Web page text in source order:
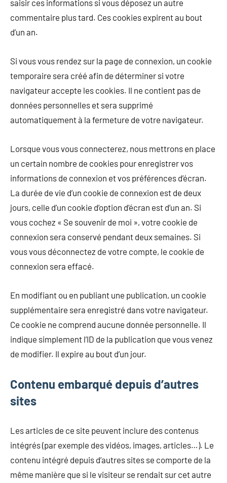
saisir ces informations si vous déposez un autre
commentaire plus tard. Ces cookies expirent au bout
d’un an.
Si vous vous rendez sur la page de connexion, un cookie
temporaire sera créé afin de déterminer si votre
navigateur accepte les cookies. Il ne contient pas de
données personnelles et sera supprimé
automatiquement à la fermeture de votre navigateur.
Lorsque vous vous connecterez, nous mettrons en place
un certain nombre de cookies pour enregistrer vos
informations de connexion et vos préférences d’écran.
La durée de vie d’un cookie de connexion est de deux
jours, celle d’un cookie d’option d’écran est d’un an. Si
vous cochez « Se souvenir de moi », votre cookie de
connexion sera conservé pendant deux semaines. Si
vous vous déconnectez de votre compte, le cookie de
connexion sera effacé.
En modifiant ou en publiant une publication, un cookie
supplémentaire sera enregistré dans votre navigateur.
Ce cookie ne comprend aucune donnée personnelle. Il
indique simplement l’ID de la publication que vous venez
de modifier. Il expire au bout d’un jour.
Contenu embarqué depuis d’autres
sites
Les articles de ce site peuvent inclure des contenus
intégrés (par exemple des vidéos, images, articles…). Le
contenu intégré depuis d’autres sites se comporte de la
même manière que si le visiteur se rendait sur cet autre